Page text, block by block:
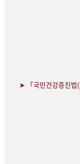
➤ 「국민건강증진법